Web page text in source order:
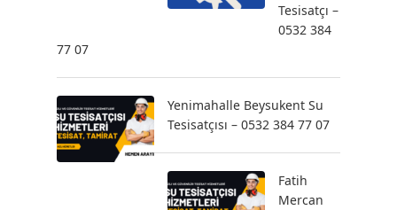
Tesisatçı –
0532 384
77 07
Yenimahalle Beysukent Su
Tesisatçısı – 0532 384 77 07
Fatih
Mercan